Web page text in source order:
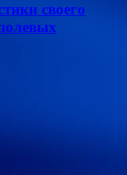
своего